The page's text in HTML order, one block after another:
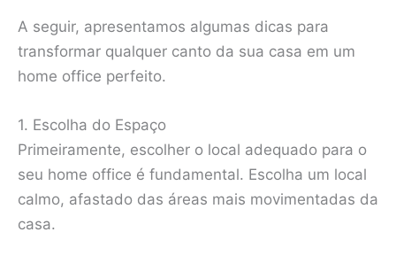
A seguir, apresentamos algumas dicas para
transformar qualquer canto da sua casa em um
home office perfeito.
1. Escolha do Espaço
Primeiramente, escolher o local adequado para o
seu home office é fundamental. Escolha um local
calmo, afastado das áreas mais movimentadas da
casa.